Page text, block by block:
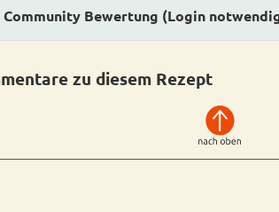
Community Bewertung (Login
zu diesem Rezept